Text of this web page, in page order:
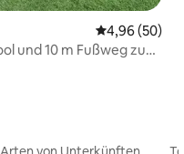
4,96 (50)
und 10 m Fußweg zum